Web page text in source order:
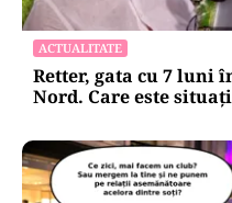
ACTUALITATE
Retter, gata cu 7 luni
Nord. Care este